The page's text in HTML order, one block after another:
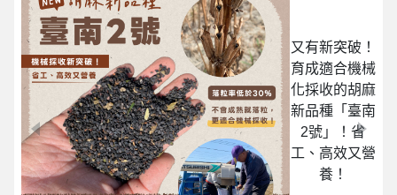
又有新突破！
育成適合機械
化採收的胡麻
新品種「臺南
2號」！省
工、高效又營
養！